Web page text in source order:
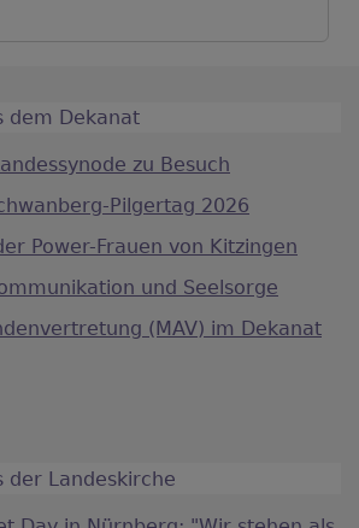
dem Dekanat
zu Besuch
Pilgertag 2026
Power-Frauen von Kitzingen
und Seelsorge
(MAV) im Dekanat
der Landeskirche